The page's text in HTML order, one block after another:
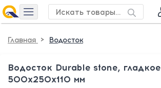
Главная > Водосток
Водосток Durable stone, гладкое
500х250х110 мм